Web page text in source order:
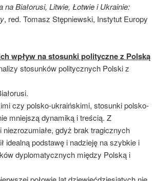
na Białorusi, Litwie, Łotwie i Ukrainie:
, red. Tomasz Stępniewski, Instytut Europy
wpływ na stosunki polityczne z Polską
stosunków politycznych Polski z
czy polsko-ukraińskimi, stosunki polsko-
mniejszą dynamiką i treścią. Z
gdyż brak tragicznych
podstawę i nadzieję na szybkie i
dyplomatycznych między Polską i